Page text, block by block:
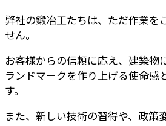
弊社の鍛冶工たちは、ただ作業を
せん。
お客様からの信頼に応え、建築物
ランドマークを作り上げる使命感
す。
また、新しい技術の習得や、政策